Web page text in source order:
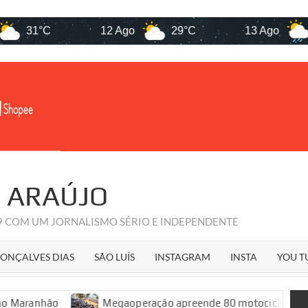
12 Ago 29°C 13 Ago 29°C
UM JORNALISMO SÉRIO E INDEPENDENTE
DIAS SÃO LUÍS INSTAGRAM INSTA YOU
Megaoperação apreende 80 motocicletas em São Luís